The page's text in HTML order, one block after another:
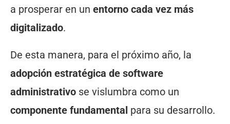
a prosperar en un entorno cada vez más
digitalizado.
De esta manera, para el próximo año, la
adopción estratégica de software
administrativo se vislumbra como un
componente fundamental para su desarrollo.